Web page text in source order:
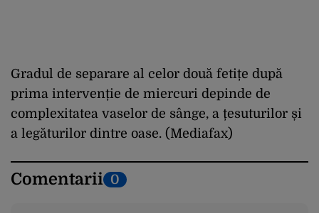
Gradul de separare al celor două fetițe după
prima intervenție de miercuri depinde de
complexitatea vaselor de sânge, a țesuturilor și
a legăturilor dintre oase. (Mediafax)
Comentarii 0